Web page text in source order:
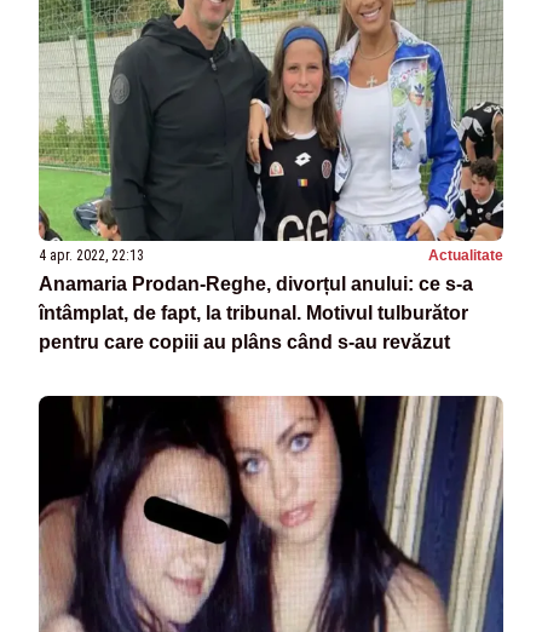
4 apr. 2022, 22:13 Actualitate
Anamaria Prodan-Reghe, divorțul anului: ce s-a
întâmplat, de fapt, la tribunal. Motivul tulburător
pentru care copiii au plâns când s-au revăzut